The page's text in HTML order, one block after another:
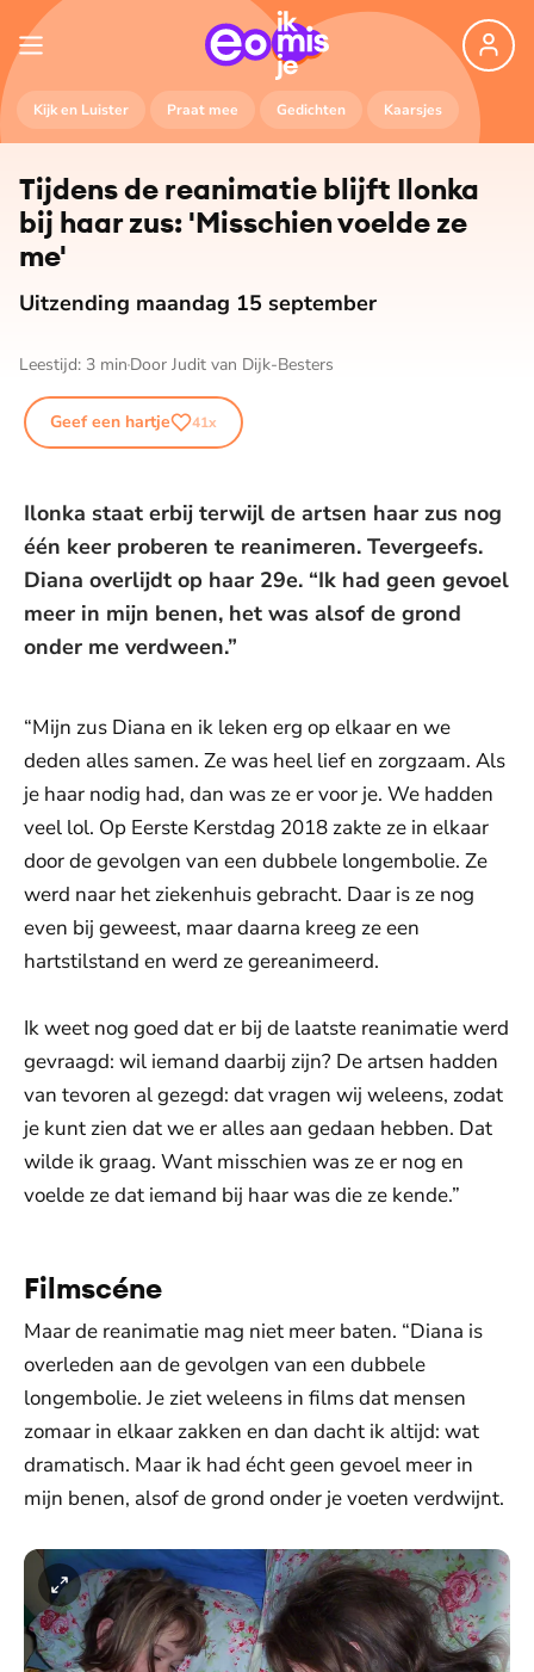
Kijk en Luister Praat mee Gedichten Kaarsjes
Tijdens de reanimatie blijft Ilonka
bij haar zus: 'Misschien voelde ze
me'
Uitzending maandag 15 september
Leestijd: 3 min Door Judit van Dijk-Besters
Geef een hartje 41x
Ilonka staat erbij terwijl de artsen haar zus nog
één keer proberen te reanimeren. Tevergeefs.
Diana overlijdt op haar 29e. “Ik had geen gevoel
meer in mijn benen, het was alsof de grond
onder me verdween.”
“Mijn zus Diana en ik leken erg op elkaar en we
deden alles samen. Ze was heel lief en zorgzaam. Als
je haar nodig had, dan was ze er voor je. We hadden
veel lol. Op Eerste Kerstdag 2018 zakte ze in elkaar
door de gevolgen van een dubbele longembolie. Ze
werd naar het ziekenhuis gebracht. Daar is ze nog
even bij geweest, maar daarna kreeg ze een
hartstilstand en werd ze gereanimeerd.
Ik weet nog goed dat er bij de laatste reanimatie werd
gevraagd: wil iemand daarbij zijn? De artsen hadden
van tevoren al gezegd: dat vragen wij weleens, zodat
je kunt zien dat we er alles aan gedaan hebben. Dat
wilde ik graag. Want misschien was ze er nog en
voelde ze dat iemand bij haar was die ze kende.”
Filmscéne
Maar de reanimatie mag niet meer baten. “Diana is
overleden aan de gevolgen van een dubbele
longembolie. Je ziet weleens in films dat mensen
zomaar in elkaar zakken en dan dacht ik altijd: wat
dramatisch. Maar ik had écht geen gevoel meer in
mijn benen, alsof de grond onder je voeten verdwijnt.